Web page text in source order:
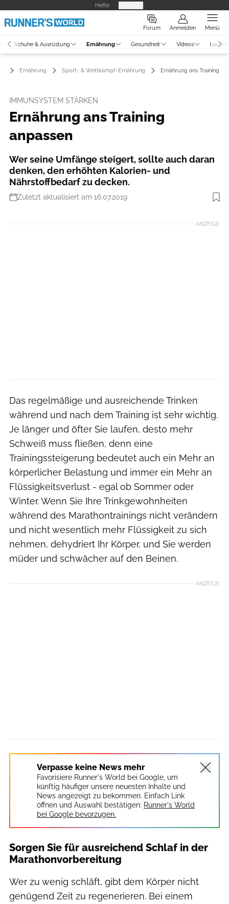
Hefte
Forum Anmelden Menü
Schuhe & Ausrüstung Ernährung Gesundheit Videos
Ernährung Sport- & Wettkampf-Ernährung Ernährung ans Training
IMMUNSYSTEM STÄRKEN
Ernährung ans Training
anpassen
Wer seine Umfänge steigert, sollte auch daran
denken, den erhöhten Kalorien- und
Nährstoffbedarf zu decken.
Zuletzt aktualisiert am 16.07.2019
Foto: iStockphoto
ANZEIGE
Das regelmäßige und ausreichende Trinken
während und nach dem Training ist sehr wichtig.
Je länger und öfter Sie laufen, desto mehr
Schweiß muss fließen, denn eine
Trainingssteigerung bedeutet auch ein Mehr an
körperlicher Belastung und immer ein Mehr an
Flüssigkeitsverlust - egal ob Sommer oder
Winter. Wenn Sie Ihre Trinkgewohnheiten
während des Marathontrainings nicht verändern
und nicht wesentlich mehr Flüssigkeit zu sich
nehmen, dehydriert Ihr Körper, und Sie werden
müder und schwächer auf den Beinen.
ANZEIGE
Verpasse keine News mehr
Favorisiere Runner's World bei Google, um
künftig häufiger unsere neuesten Inhalte und
News angezeigt zu bekommen. Einfach Link
öffnen und Auswahl bestätigen: Runner's World
bei Google bevorzugen.
Sorgen Sie für ausreichend Schlaf in der
Marathonvorbereitung
Wer zu wenig schläft, gibt dem Körper nicht
genügend Zeit zu regenerieren. Bei einem